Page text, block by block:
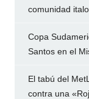
comunidad
Copa
Santos en el
El tabú del
contra una